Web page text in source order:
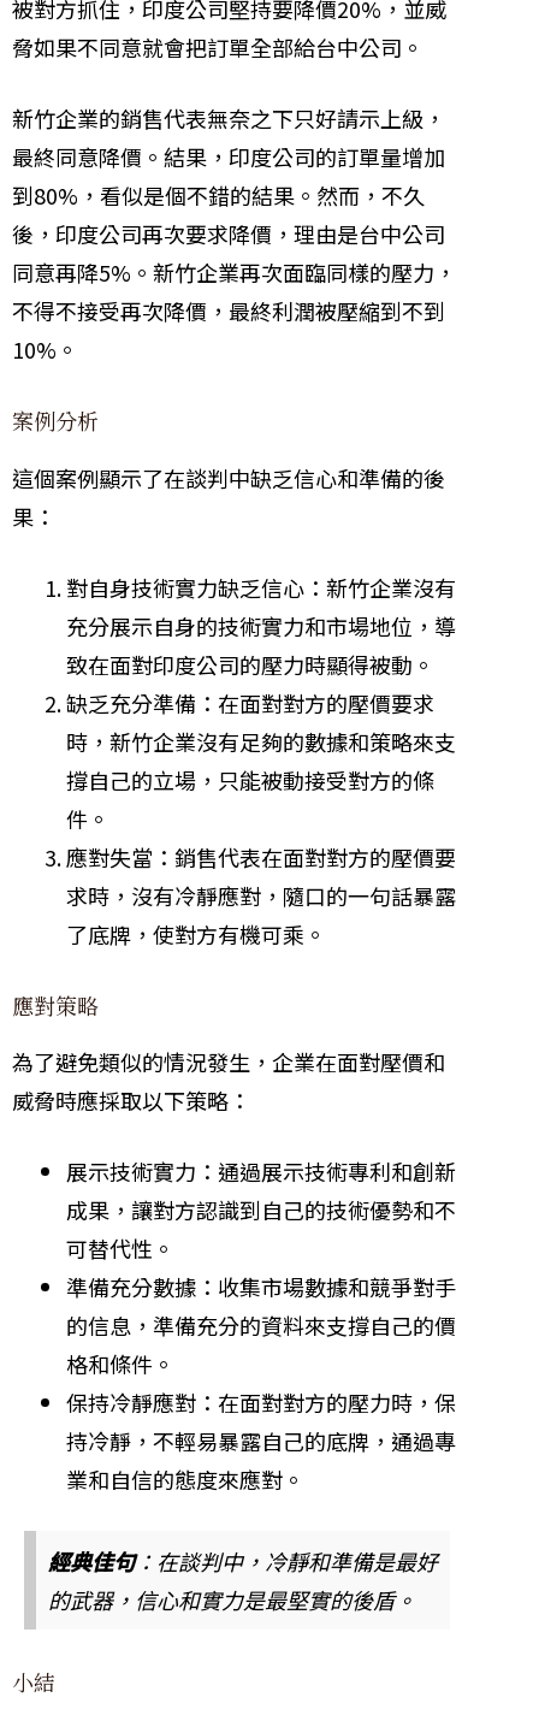
被對方抓住，印度公司堅持要降價20%，並威
脅如果不同意就會把訂單全部給台中公司。
新竹企業的銷售代表無奈之下只好請示上級，
最終同意降價。結果，印度公司的訂單量增加
到80%，看似是個不錯的結果。然而，不久
後，印度公司再次要求降價，理由是台中公司
同意再降5%。新竹企業再次面臨同樣的壓力，
不得不接受再次降價，最終利潤被壓縮到不到
10%。
案例分析
這個案例顯示了在談判中缺乏信心和準備的後
果：
對自身技術實力缺乏信心：新竹企業沒有
充分展示自身的技術實力和市場地位，導
致在面對印度公司的壓力時顯得被動。
缺乏充分準備：在面對對方的壓價要求
時，新竹企業沒有足夠的數據和策略來支
撐自己的立場，只能被動接受對方的條
件。
應對失當：銷售代表在面對對方的壓價要
求時，沒有冷靜應對，隨口的一句話暴露
了底牌，使對方有機可乘。
應對策略
為了避免類似的情況發生，企業在面對壓價和
威脅時應採取以下策略：
展示技術實力：通過展示技術專利和創新
成果，讓對方認識到自己的技術優勢和不
可替代性。
準備充分數據：收集市場數據和競爭對手
的信息，準備充分的資料來支撐自己的價
格和條件。
保持冷靜應對：在面對對方的壓力時，保
持冷靜，不輕易暴露自己的底牌，通過專
業和自信的態度來應對。
經典佳句：在談判中，冷靜和準備是最好
的武器，信心和實力是最堅實的後盾。
小結